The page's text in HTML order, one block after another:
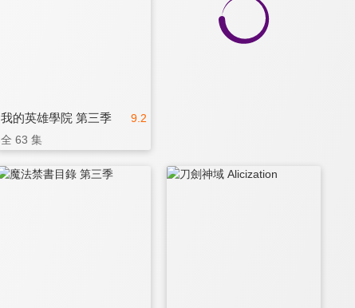
9.2
我的英雄學院 第三季
全 63 集